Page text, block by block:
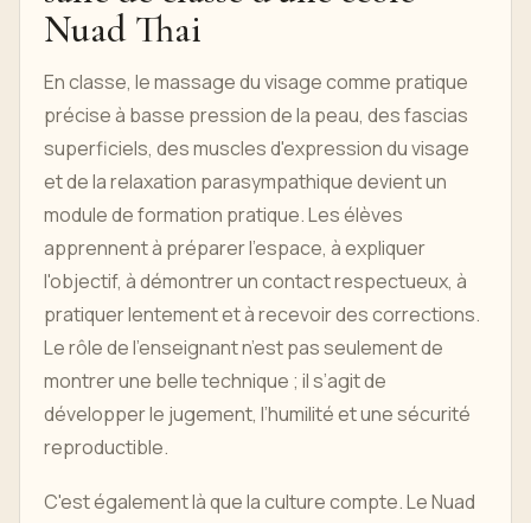
Nuad Thai
En classe, le massage du visage comme pratique
précise à basse pression de la peau, des fascias
superficiels, des muscles d'expression du visage
et de la relaxation parasympathique devient un
module de formation pratique. Les élèves
apprennent à préparer l'espace, à expliquer
l'objectif, à démontrer un contact respectueux, à
pratiquer lentement et à recevoir des corrections.
Le rôle de l’enseignant n’est pas seulement de
montrer une belle technique ; il s’agit de
développer le jugement, l’humilité et une sécurité
reproductible.
C'est également là que la culture compte. Le Nuad